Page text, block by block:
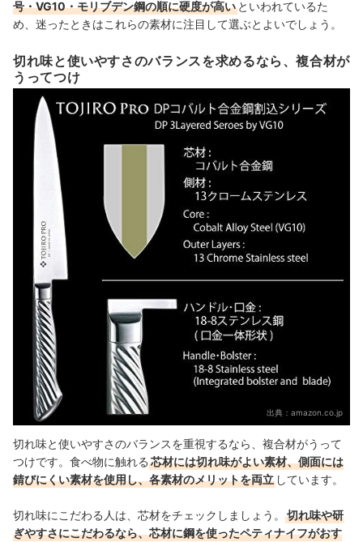
号・VG10・モリブデン鋼の順に硬度が高い といわれているた
め、迷ったときはこれらの素材に注目して選ぶとよいでしょう。
切れ味と使いやすさのバランスを求めるなら、複合材が
うってつけ
出典： amazon.co.jp
切れ味と使いやすさのバランスを重視するなら、複合材がうって
つけです。食べ物に触れる 芯材には切れ味がよい素材、側面には
錆びにくい素材を使用し、各素材のメリットを両立 しています。
切れ味にこだわる人は、芯材をチェックしましょう。
切れ味や研
ぎやすさにこだわるなら、芯材に鋼を使ったペティナイフがおす